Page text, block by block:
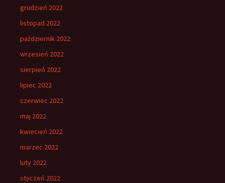
grudzień 2022
listopad 2022
październik 2022
wrzesień 2022
sierpień 2022
lipiec 2022
czerwiec 2022
maj 2022
kwiecień 2022
marzec 2022
luty 2022
styczeń 2022